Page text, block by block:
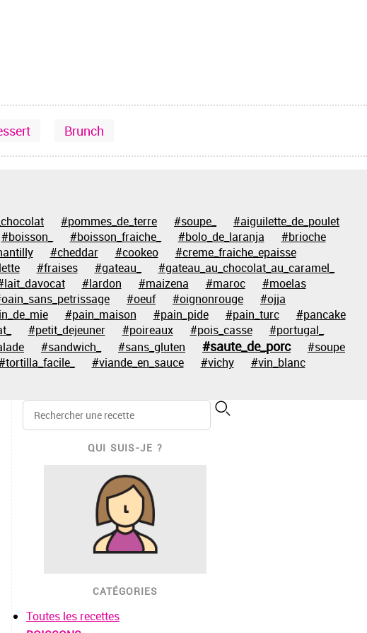
Brunch
#pommes_de_terre #soupe_
#aiguilette_de_poulet
#boisson_ #boisson_fraiche_ #bolo_de_laranja
#brioche
#cheddar #cookeo
#creme_fraiche_epaisse
#fraises #gateau_
#gateau_au_chocolat_au_caramel_
#lardon #maizena #maroc
#moelas
#oeuf #oignonrouge
#ojja
#pain_maison #pain_pide #pain_turc
#pancake
#petit_dejeuner #poireaux #pois_casse
#portugal_
#sandwich_ #sans_gluten #saute_de_porc
#soupe
#viande_en_sauce #vichy
#vin_blanc
QUI SUIS-JE ?
CATÉGORIES
Toutes les recettes